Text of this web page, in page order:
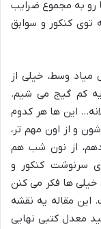
به مجموع ضرایب
کنکور و سوابق
وسط، خیلی از
یه کم گیج می شیم.
این ها هر کدوم
و از اون مهم تر،
از نون شب هم
سرنوشت کنکور و
خیلی ها فکر می کنن
مقاله یه نقشه
معدل کتبی نهایی